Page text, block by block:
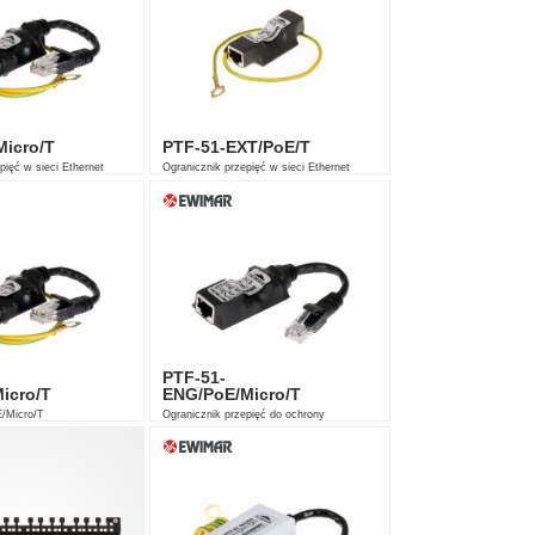
T
w sieci Ethernet
PTF-51-EXT/PoE/T
Ogranicznik przepięć w sieci Ethernet
T
Micro/T
PTF-51-
ENG/PoE/Micro/T
Ogranicznik przepięć do ochrony